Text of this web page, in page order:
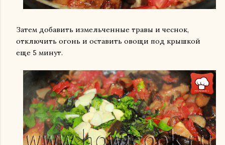
Затем добавить измельченные травы и чеснок,
отключить огонь и оставить овощи под крышкой
еще 5 минут.